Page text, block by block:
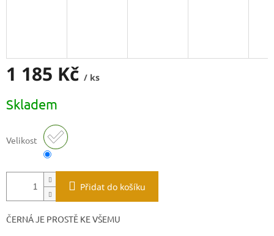
1 185 Kč / ks
cena:
Skladem
Velikost
Přidat do košíku
ČERNÁ JE PROSTĚ KE VŠEMU